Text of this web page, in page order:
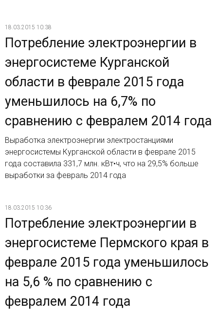
18.03.2015 10:38
Потребление электроэнергии в
энергосистеме Курганской
области в феврале 2015 года
уменьшилось на 6,7% по
сравнению с февралем 2014 года
Выработка электроэнергии электростанциями
энергосистемы Курганской области в феврале 2015
года составила 331,7 млн. кВт•ч, что на 29,5% больше
выработки за февраль 2014 года
18.03.2015 10:36
Потребление электроэнергии в
энергосистеме Пермского края в
феврале 2015 года уменьшилось
на 5,6 % по сравнению с
февралем 2014 года